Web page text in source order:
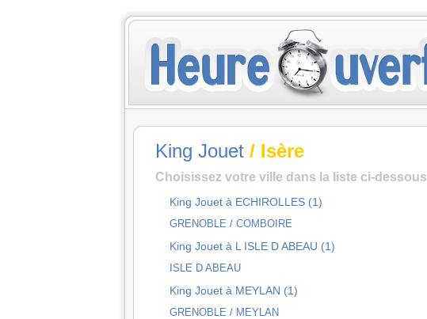
King Jouet / Isère
Choisissez votre ville dans la liste ci-dessous
King Jouet à ECHIROLLES (1)
GRENOBLE / COMBOIRE
King Jouet à L ISLE D ABEAU (1)
ISLE D ABEAU
King Jouet à MEYLAN (1)
GRENOBLE / MEYLAN